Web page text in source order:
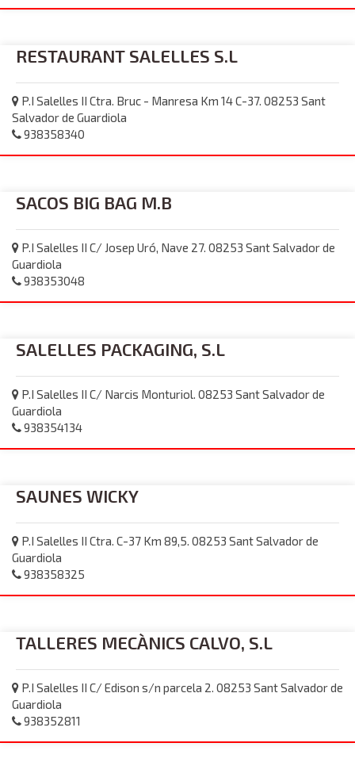
RESTAURANT SALELLES S.L
P.I Salelles II Ctra. Bruc - Manresa Km 14 C-37. 08253 Sant
Salvador de Guardiola
938358340
SACOS BIG BAG M.B
P.I Salelles II C/ Josep Uró, Nave 27. 08253 Sant Salvador de
Guardiola
938353048
SALELLES PACKAGING, S.L
P.I Salelles II C/ Narcis Monturiol. 08253 Sant Salvador de
Guardiola
938354134
SAUNES WICKY
P.I Salelles II Ctra. C-37 Km 89,5. 08253 Sant Salvador de
Guardiola
938358325
TALLERES MECÀNICS CALVO, S.L
P.I Salelles II C/ Edison s/n parcela 2. 08253 Sant Salvador de
Guardiola
938352811